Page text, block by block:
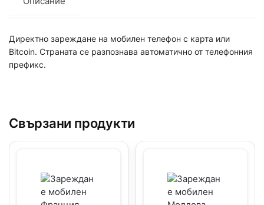
Директно зареждане на мобилен телефон с карта или
Bitcoin. Страната се разпознава автоматично от телефонния
префикс.
Свързани продукти